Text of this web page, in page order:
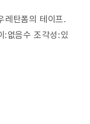
레탄폼의 테이프.
:없음수 조각성:있